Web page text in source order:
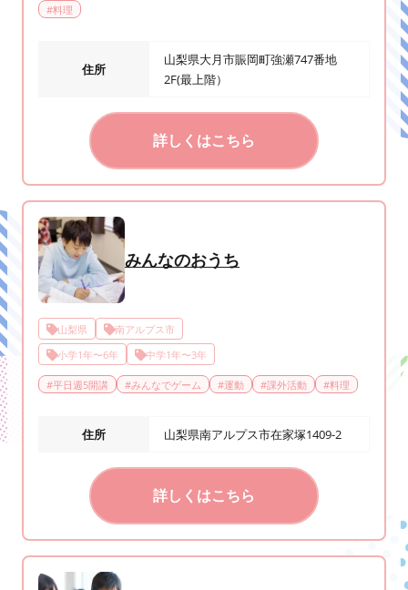
#料理
住所
山梨県大月市賑岡町強瀬747番地
2F(最上階）
詳しくはこちら
みんなのおうち
山梨県
南アルプス市
小学1年〜6年
中学1年〜3年
#平日週5開講 #みんなでゲーム #運動 #課外活動 #料理
住所 山梨県南アルプス市在家塚1409-2
詳しくはこちら